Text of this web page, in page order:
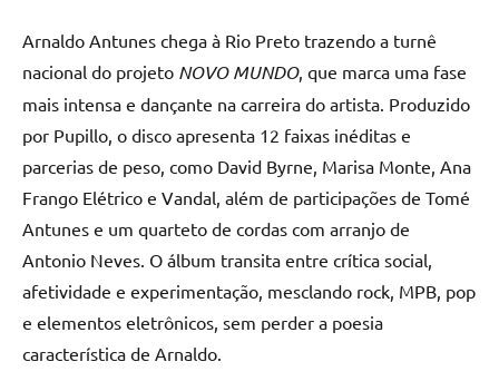
Arnaldo Antunes chega à Rio Preto trazendo a turnê
nacional do projeto NOVO MUNDO, que marca uma fase
mais intensa e dançante na carreira do artista. Produzido
por Pupillo, o disco apresenta 12 faixas inéditas e
parcerias de peso, como David Byrne, Marisa Monte, Ana
Frango Elétrico e Vandal, além de participações de Tomé
Antunes e um quarteto de cordas com arranjo de
Antonio Neves. O álbum transita entre crítica social,
afetividade e experimentação, mesclando rock, MPB, pop
e elementos eletrônicos, sem perder a poesia
característica de Arnaldo.